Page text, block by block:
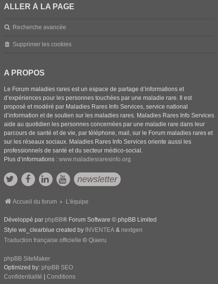
ALLER À LA PAGE
Recherche avancée
Supprimer les cookies
A PROPOS
Le Forum maladies rares est un espace de partage d’informations et
d’expériences pour les personnes touchées par une maladie rare. Il est
proposé et modéré par Maladies Rares Info Services, service national
d’information et de soutien sur les maladies rares. Maladies Rares Info Services
aide au quotidien les personnes concernées par une maladie rare dans leur
parcours de santé et de vie, par téléphone, mail, sur le Forum maladies rares et
sur les réseaux sociaux. Maladies Rares Info Services oriente aussi les
professionnels de santé et du secteur médico-social.
Plus d’informations : www.maladiesraresinfo.org
newsletter
Accueil du forum L'équipe
Développé par phpBB® Forum Software © phpBB Limited
Style we_clearblue created by INVENTEA & nextgen
Traduction française officielle © Qiaeru
phpBB SiteMaker
Optimized by: phpBB SEO
Confidentialité
Conditions